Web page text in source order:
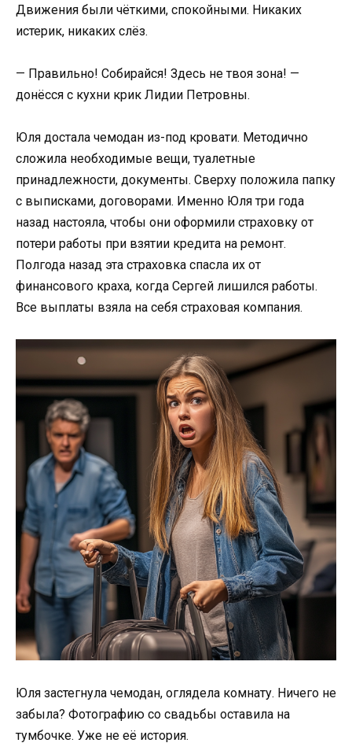
Движения были чёткими, спокойными. Никаких
истерик, никаких слёз.
— Правильно! Собирайся! Здесь не твоя зона! —
донёсся с кухни крик Лидии Петровны.
Юля достала чемодан из-под кровати. Методично
сложила необходимые вещи, туалетные
принадлежности, документы. Сверху положила папку
с выписками, договорами. Именно Юля три года
назад настояла, чтобы они оформили страховку от
потери работы при взятии кредита на ремонт.
Полгода назад эта страховка спасла их от
финансового краха, когда Сергей лишился работы.
Все выплаты взяла на себя страховая компания.
Юля застегнула чемодан, оглядела комнату. Ничего не
забыла? Фотографию со свадьбы оставила на
тумбочке. Уже не её история.